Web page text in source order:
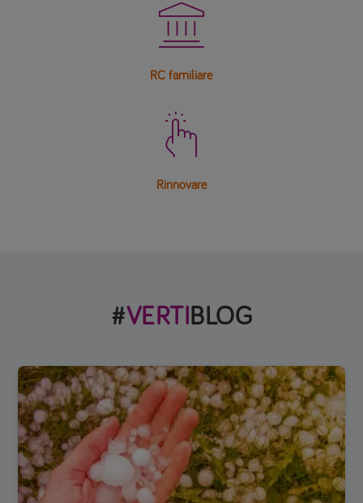

RC familiare

Rinnovare
#VERTIBLOG